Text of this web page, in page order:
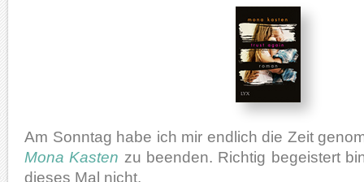
Am Sonntag habe ich mir endlich die Zeit
Mona Kasten zu beenden. Richtig begeistert
dieses Mal nicht.